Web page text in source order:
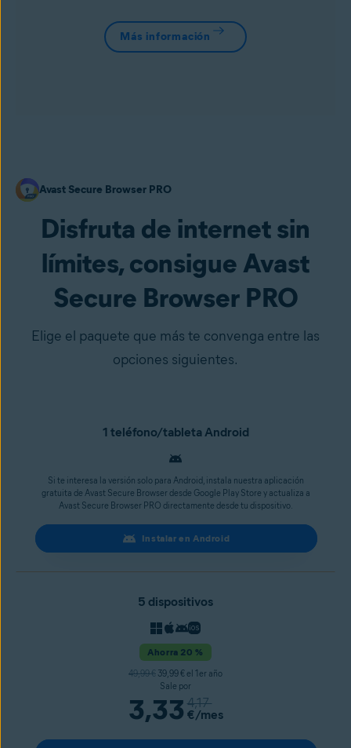
Más información
Avast Secure Browser PRO
Disfruta de internet sin
límites, consigue Avast
Secure Browser PRO
Elige el paquete que más te convenga entre las
opciones siguientes.
1 teléfono/tableta Android
Si te interesa la versión solo para Android, instala nuestra aplicación
gratuita de Avast Secure Browser desde Google Play Store y actualiza a
Avast Secure Browser PRO directamente desde tu dispositivo.
Instalar en Android
5 dispositivos
Ahorra 20 %
49,99 € 39,99 € el 1er año
Sale por
3,33 4,17
€/mes